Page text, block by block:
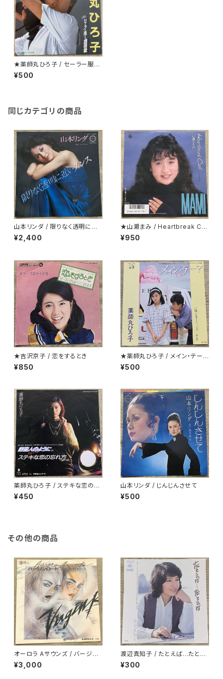
★薬師丸ひろ子 / セーラー服と
機関銃
¥500
同じカテゴリの商品
山本リンダ / 限りなく透明に近
いダンス
¥2,400
★山瀬まみ / Heartbreak Caf
e
¥950
★吉沢京子 / 恋をするとき
¥850
★薬師丸ひろ子 / メイン・テーマ
クリアー盤
¥500
薬師丸ひろ子 / ステキな恋の忘
れ方
¥450
山本リンダ / じんじんさせて
¥500
その他の商品
オーロラ Aサウンズ / バージン
ロード
¥3,000
渡辺真知子 / たとえば…たとえ
ば
¥300